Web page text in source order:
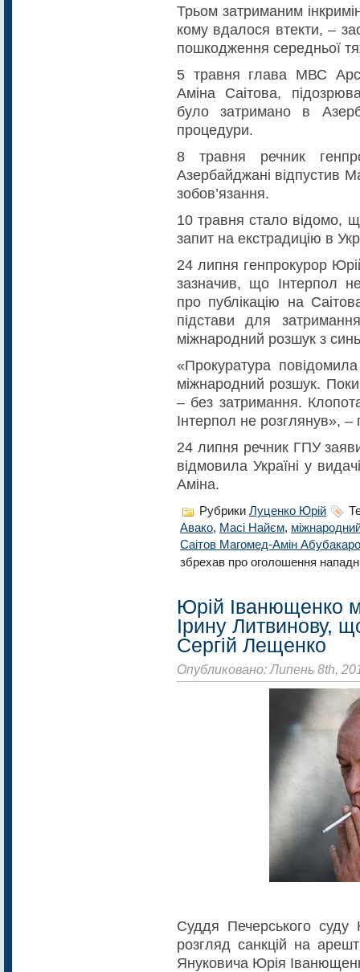
Трьом затриманим
кому вдалося втекти, –
пошкодження середньої
5 травня глава МВС
Аміна Саітова,
було затримано в
процедури.
8 травня речник
Азербайджані відпустив
зобов’язання.
10 травня стало відомо,
запит на екстрадицію в
24 липня генпрокурор
зазначив, що Інтерпол
про публікацію на
підстави для
міжнародний розшук з
«Прокуратура
міжнародний розшук.
– без затримання.
Інтерпол не розглянув», –
24 липня речник ГПУ
відмовила Україні у
Аміна.
Рубрики Луценко Юрій
Авако, Масі Найєм,
Саітов Магомед-Амін
збрехав про оголошення
Юрій Іванющенко
Ірину Литвинову,
Сергій Лещенко
Опубликовано: Липень 8th,
Суддя Печерського суду
розгляд санкцій на
Януковича Юрія